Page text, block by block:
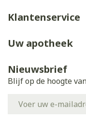
Klantenservice
Uw apotheek
Nieuwsbrief
Blijf op de hoogte